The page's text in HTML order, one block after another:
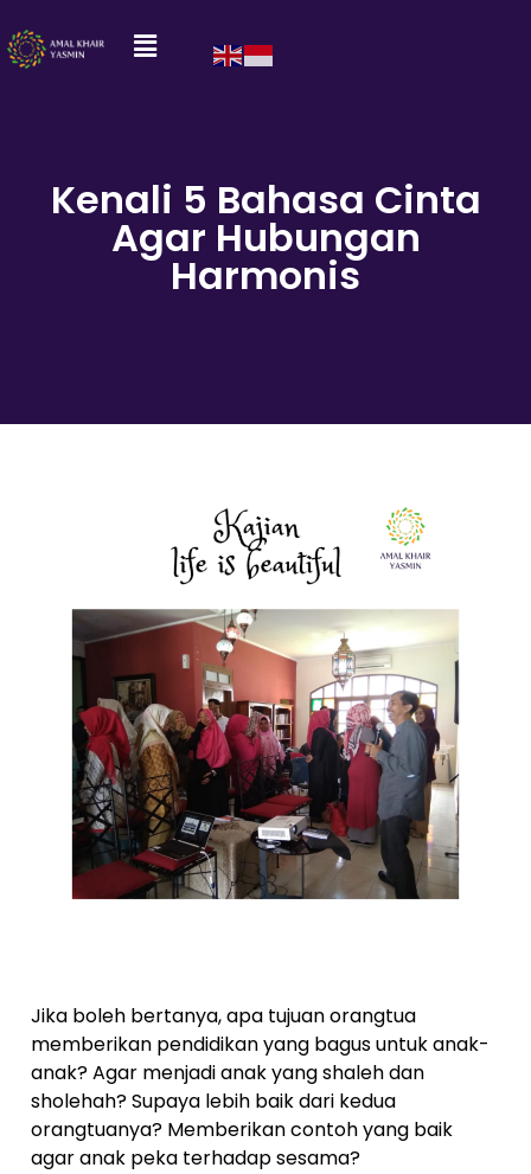
Kenali 5 Bahasa Cinta
Agar Hubungan
Harmonis
Jika boleh bertanya, apa tujuan orangtua
memberikan pendidikan yang bagus untuk anak-
anak? Agar menjadi anak yang shaleh dan
sholehah? Supaya lebih baik dari kedua
orangtuanya? Memberikan contoh yang baik
agar anak peka terhadap sesama?